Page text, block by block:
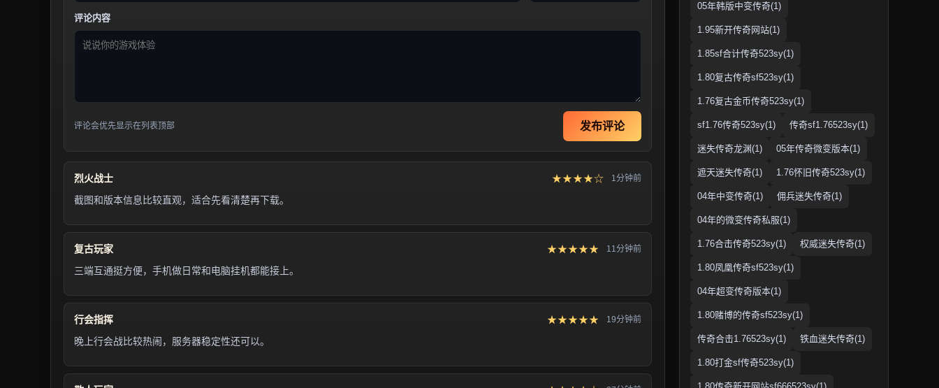
评论内容
评论会优先显示在列表顶部 发布评论
烈火战士 ★★★★☆ 1分钟前
截图和版本信息比较直观，适合先看清楚再下载。
复古玩家 ★★★★★ 11分钟前
三端互通挺方便，手机做日常和电脑挂机都能接上。
行会指挥 ★★★★★ 19分钟前
晚上行会战比较热闹，服务器稳定性还可以。
05年韩版中变传奇(1)
1.95新开传奇网站(1)
1.85sf合计传奇523sy(1)
1.80复古传奇sf523sy(1)
1.76复古金币传奇523sy(1)
sf1.76传奇523sy(1) 传奇sf1.76523sy(1)
迷失传奇龙渊(1) 05年传奇微变版本(1)
遮天迷失传奇(1) 1.76怀旧传奇523sy(1)
04年中变传奇(1) 佣兵迷失传奇(1)
04年的微变传奇私服(1)
1.76合击传奇523sy(1) 权威迷失传奇(1)
1.80凤凰传奇sf523sy(1)
04年超变传奇版本(1)
1.80赌博的传奇sf523sy(1)
传奇合击1.76523sy(1) 铁血迷失传奇(1)
1.80打金sf传奇523sy(1)